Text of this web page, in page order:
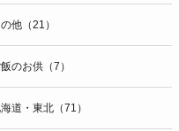
他（21）
のお供（7）
道・東北（71）